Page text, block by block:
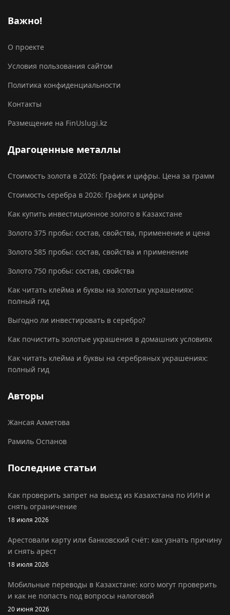
Важно!
О проекте
Условия пользования сайтом
Политика конфиденциальности
Контакты
Размещение на FinUslugi.kz
Драгоценные металлы
Стоимость золота в 2026: График и цифры. Цена за грамм
Стоимость серебра в 2026: График и цифры
Как купить инвестиционное золото в Казахстане
Золото 375 пробы: состав, свойства, применение и цена
Золото 585 пробы: состав, свойства и применение
Золото 750 пробы: состав, свойства
Как читать клейма и буквы на золотых украшениях:
полный гид
Выгодно ли инвестировать в серебро?
Как почистить золотые украшения в домашних условиях
Как читать клейма и буквы на серебряных украшениях:
полный гид
Авторы
Жансая Ахметова
Рамиль Оспанов
Последние статьи
Как проверить запрет на выезд из Казахстана по ИИН и
снять ограничение
18 июля 2026
Арестовали карту или банковский счёт: как узнать причину
и снять арест
18 июля 2026
Мобильные переводы в Казахстане: кого могут проверить
и как не попасть под вопросы налоговой
20 июня 2026